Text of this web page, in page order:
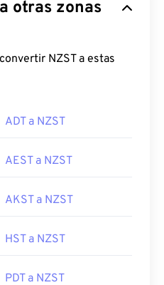
otras zonas
NZST a estas
ADT a NZST
AEST a NZST
AKST a NZST
HST a NZST
PDT a NZST